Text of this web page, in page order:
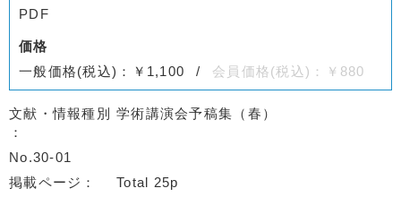
PDF
価格
一般価格(税込)：￥1,100
会員価格(税込)：￥880
文献・情報種別 学術講演会予稿集（春）
No.30-01
掲載ページ
Total 25p